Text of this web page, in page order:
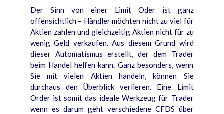
Der Sinn von einer Limit Oder ist ganz
offensichtlich – Händler möchten nicht zu viel für
Aktien zahlen und gleichzeitig Aktien nicht für zu
wenig Geld verkaufen. Aus diesem Grund wird
dieser Automatismus erstellt, der dem Trader
beim Handel helfen kann. Ganz besonders, wenn
Sie mit vielen Aktien handeln, können Sie
durchaus den Überblick verlieren. Eine Limit
Order ist somit das ideale Werkzeug für Trader
wenn es darum geht verschiedene CFDS über